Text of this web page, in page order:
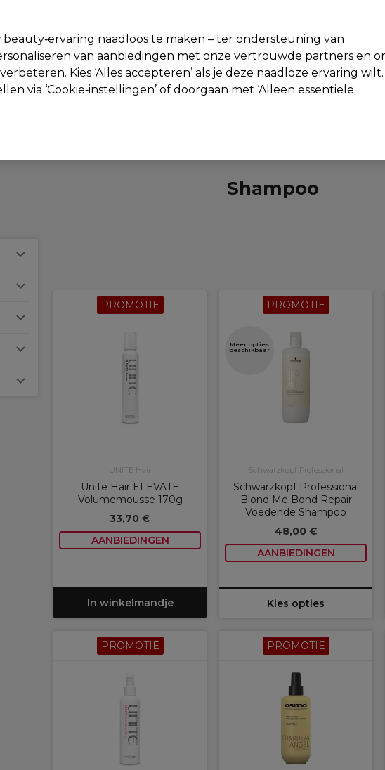
Haar Elektra Beauty Salon interieur Mannen Vegan Nieuwe
Shampoo
PROMOTIE
UNITE Hair
Unite Hair ELEVATE
Volumemousse 170g
33,70 €
AANBIEDINGEN
In winkelmandje
PROMOTIE
Meer opties
beschikbaar
Schwarzkopf Professional
Schwarzkopf Professional
Blond Me Bond Repair
Voedende Shampoo
48,00 €
AANBIEDINGEN
Kies opties
PROMOTIE PROMOTIE
naadloos te maken – ter ondersteuning van
van aanbiedingen met onze vertrouwde partners en
Kies ‘Alles accepteren’ als je deze naadloze ervaring wilt.
via ‘Cookie‑instellingen’ of doorgaan met ‘Alleen essentiële